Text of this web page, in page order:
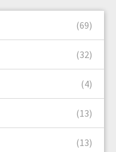
(69)
(32)
(4)
(13)
(13)